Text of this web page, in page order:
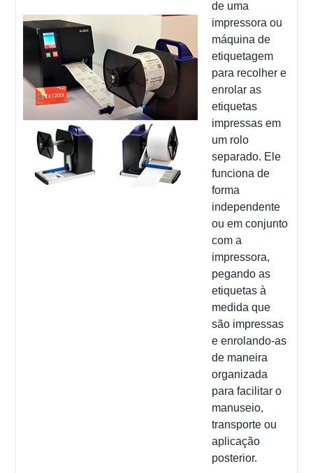
de uma
impressora ou
máquina de
etiquetagem
para recolher e
enrolar as
etiquetas
impressas em
um rolo
separado. Ele
funciona de
forma
independente
ou em conjunto
com a
impressora,
pegando as
etiquetas à
medida que
são impressas
e enrolando-as
de maneira
organizada
para facilitar o
manuseio,
transporte ou
aplicação
posterior.